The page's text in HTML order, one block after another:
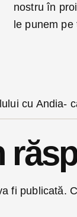
nostru în
le punem pe
fi publicată.